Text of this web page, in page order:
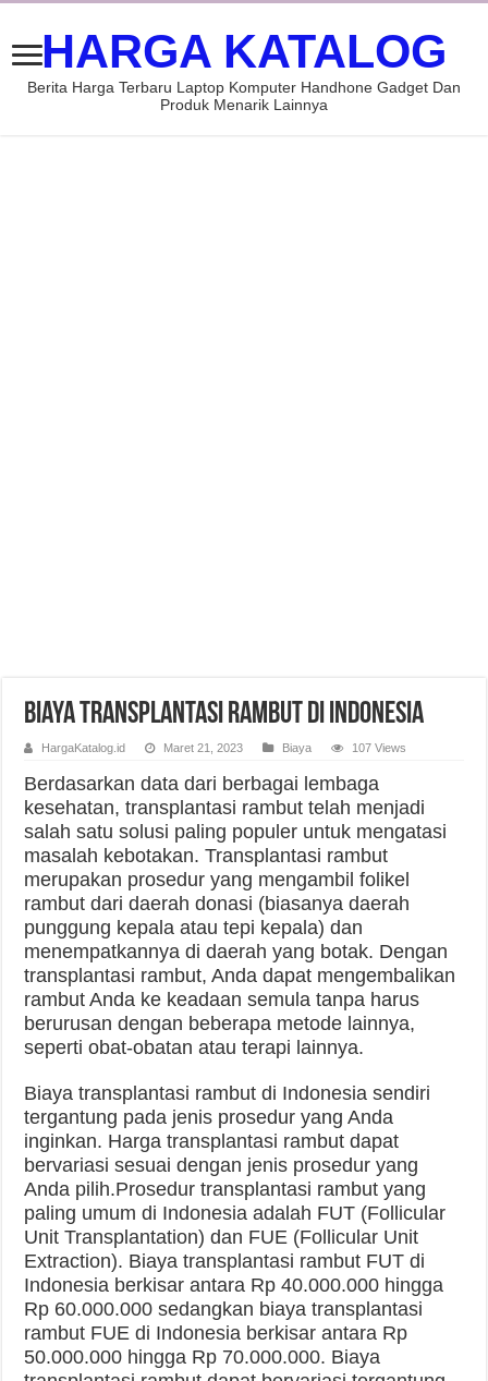
HARGA KATALOG
Berita Harga Terbaru Laptop Komputer Handhone Gadget Dan
Produk Menarik Lainnya
Biaya Transplantasi Rambut di Indonesia
HargaKatalog.id Maret 21, 2023 Biaya 107 Views
Berdasarkan data dari berbagai lembaga
kesehatan, transplantasi rambut telah menjadi
salah satu solusi paling populer untuk mengatasi
masalah kebotakan. Transplantasi rambut
merupakan prosedur yang mengambil folikel
rambut dari daerah donasi (biasanya daerah
punggung kepala atau tepi kepala) dan
menempatkannya di daerah yang botak. Dengan
transplantasi rambut, Anda dapat mengembalikan
rambut Anda ke keadaan semula tanpa harus
berurusan dengan beberapa metode lainnya,
seperti obat-obatan atau terapi lainnya.
Biaya transplantasi rambut di Indonesia sendiri
tergantung pada jenis prosedur yang Anda
inginkan. Harga transplantasi rambut dapat
bervariasi sesuai dengan jenis prosedur yang
Anda pilih.Prosedur transplantasi rambut yang
paling umum di Indonesia adalah FUT (Follicular
Unit Transplantation) dan FUE (Follicular Unit
Extraction). Biaya transplantasi rambut FUT di
Indonesia berkisar antara Rp 40.000.000 hingga
Rp 60.000.000 sedangkan biaya transplantasi
rambut FUE di Indonesia berkisar antara Rp
50.000.000 hingga Rp 70.000.000. Biaya